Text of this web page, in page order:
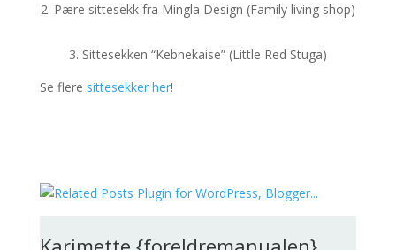
2. Pære sittesekk fra Mingla Design (Family living shop)
3. Sittesekken “Kebnekaise” (Little Red Stuga)
Se flere sittesekker her!